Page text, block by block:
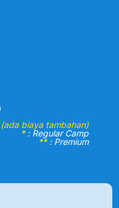
biaya tambahan)
*: Regular Camp
**: Premium